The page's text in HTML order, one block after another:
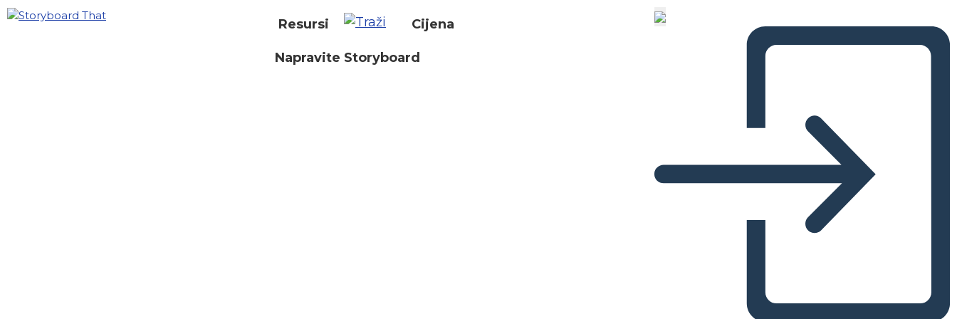
Resursi Cijena
Napravite Storyboard